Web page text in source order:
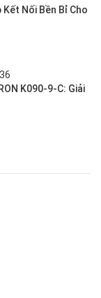
Nối Bền Bỉ Cho
K090-9-C: Giải